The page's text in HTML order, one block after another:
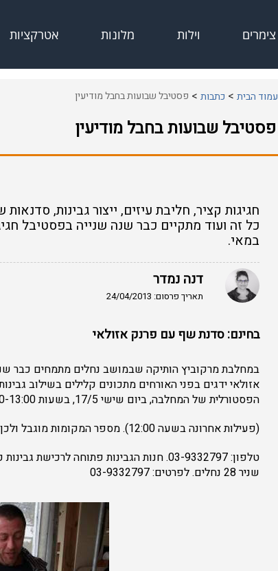
צימרים וילות מלונות אטרקציות
עמוד הבית כתבות פסטיבל שבועות בחבל מודיעין
פסטיבל שבועות בחבל מודיעין
חגיגות קציר, חליבת עיזים, ייצור גבינות,
במאי.
דנה נמדר
תאריך פרסום: 24/04/2013
בחינם: סדנת שף עם פרנק אזולאי
במחלבת מרקוביץ הותיקה שבמושב נחלים מתמחים כבר
אזולאי ידגים בפני האורחים מתכונים קלילים בשילוב
הפסטורלית של המחלבה, ביום שישי 17/5, בשעות 10:00-13:00 כל שעה עגולה
(פעילות אחרונה בשעה 12:00). מספר המקומות מוגבל ולכן ההגעה הינה בתאום מראש בלבד.
טלפון: 03-9332797. חנות הגבינות פתוחה
שניר 28 נחלים. לפרטים: 03-9332797